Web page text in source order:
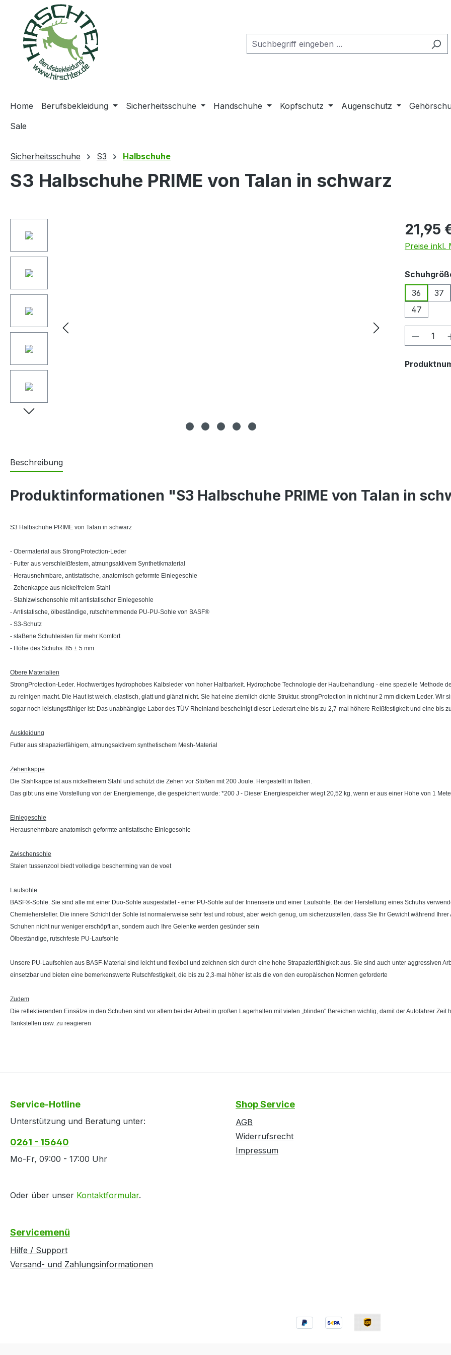
Zur Hauptnavigation springen
Home Berufsbekleidung Sicherheitsschuhe Handschuhe Kopfschutz Augenschutz
Sale
Sicherheitsschuhe S3 Halbschuhe
S3 Halbschuhe PRIME von Talan in schwarz
21,95
Preise inkl.
36
37
47
Beschreibung
Produktinformationen "S3 Halbschuhe PRIME von Talan in
S3 Halbschuhe PRIME von Talan in schwarz
- Obermaterial aus StrongProtection-Leder
- Futter aus verschleißfestem, atmungsaktivem Synthetikmaterial
- Herausnehmbare, antistatische, anatomisch geformte Einlegesohle
- Zehenkappe aus nickelfreiem Stahl
- Stahlzwischensohle mit antistatischer Einlegesohle
- Antistatische, ölbeständige, rutschhemmende PU-PU-Sohle von BASF®
- S3-Schutz
- staBene Schuhleisten für mehr Komfort
- Höhe des Schuhs: 85 ± 5 mm
Obere Materialien
StrongProtection-Leder. Hochwertiges hydrophobes Kalbsleder von hoher Haltbarkeit. Hydrophobe Technologie der Hautbehandlung - eine spezielle Methode
zu reinigen macht. Die Haut ist weich, elastisch, glatt und glänzt nicht. Sie hat eine ziemlich dichte Struktur. strongProtection in nicht nur 2 mm dickem Leder.
sogar noch leistungsfähiger ist: Das unabhängige Labor des TÜV Rheinland bescheinigt dieser Lederart eine bis zu 2,7-mal höhere Reißfestigkeit und eine bis
Auskleidung
Futter aus strapazierfähigem, atmungsaktivem synthetischem Mesh-Material
Zehenkappe
Die Stahlkappe ist aus nickelfreiem Stahl und schützt die Zehen vor Stößen mit 200 Joule. Hergestellt in Italien.
Das gibt uns eine Vorstellung von der Energiemenge, die gespeichert wurde: *200 J - Dieser Energiespeicher wiegt 20,52 kg, wenn er aus einer Höhe von 1
Einlegesohle
Herausnehmbare anatomisch geformte antistatische Einlegesohle
Zwischensohle
Stalen tussenzool biedt volledige bescherming van de voet
Laufsohle
BASF®-Sohle. Sie sind alle mit einer Duo-Sohle ausgestattet - einer PU-Sohle auf der Innenseite und einer Laufsohle. Bei der Herstellung eines Schuhs
Chemiehersteller. Die innere Schicht der Sohle ist normalerweise sehr fest und robust, aber weich genug, um sicherzustellen, dass Sie Ihr Gewicht während
Schuhen nicht nur weniger erschöpft an, sondern auch Ihre Gelenke werden gesünder sein
Ölbeständige, rutschfeste PU-Laufsohle
Unsere PU-Laufsohlen aus BASF-Material sind leicht und flexibel und zeichnen sich durch eine hohe Strapazierfähigkeit aus. Sie sind auch unter aggressiven
einsetzbar und bieten eine bemerkenswerte Rutschfestigkeit, die bis zu 2,3-mal höher ist als die von den europäischen Normen geforderte
Zudem
Die reflektierenden Einsätze in den Schuhen sind vor allem bei der Arbeit in großen Lagerhallen mit vielen „blinden" Bereichen wichtig, damit der Autofahrer
Tankstellen usw. zu reagieren
Service-Hotline
Unterstützung und Beratung unter:
0261 - 15640
Mo-Fr, 09:00 - 17:00 Uhr
Oder über unser Kontaktformular.
Shop Service
AGB
Widerrufsrecht
Impressum
Servicemenü
Hilfe / Support
Versand- und Zahlungsinformationen